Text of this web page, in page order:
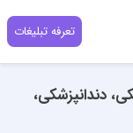
تعرفه تبلیغات
دندانپزشکی،